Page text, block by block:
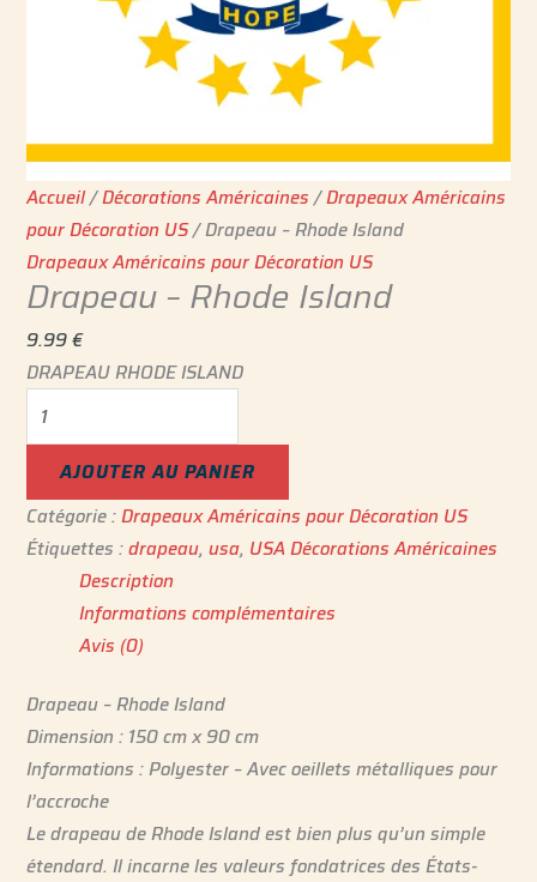
Accueil/Décorations Américaines/Drapeaux Américains
pour Décoration US/ Drapeau – Rhode Island
Drapeaux Américains pour Décoration US
Drapeau – Rhode Island
9.99€
DRAPEAU RHODE ISLAND
AJOUTER AU PANIER
Catégorie :Drapeaux Américains pour Décoration US
Étiquettes :drapeau,usa, USA Décorations Américaines
Description
Informations complémentaires
Avis (0)
Drapeau – Rhode Island
Dimension : 150 cm x 90 cm
Informations : Polyester – Avec oeillets métalliques pour
l’accroche
Le drapeau de Rhode Island est bien plus qu’un simple
étendard. Il incarne les valeurs fondatrices des États-